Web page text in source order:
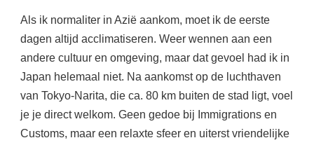
Als ik normaliter in Azië aankom, moet ik de eerste
dagen altijd acclimatiseren. Weer wennen aan een
andere cultuur en omgeving, maar dat gevoel had ik in
Japan helemaal niet. Na aankomst op de luchthaven
van Tokyo-Narita, die ca. 80 km buiten de stad ligt, voel
je je direct welkom. Geen gedoe bij Immigrations en
Customs, maar een relaxte sfeer en uiterst vriendelijke